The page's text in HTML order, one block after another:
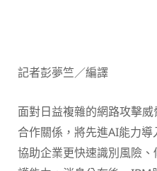
記者彭夢竺／編譯
面對日益複雜的網路攻擊
合作關係，將先進AI能力
協助企業更快速識別風險